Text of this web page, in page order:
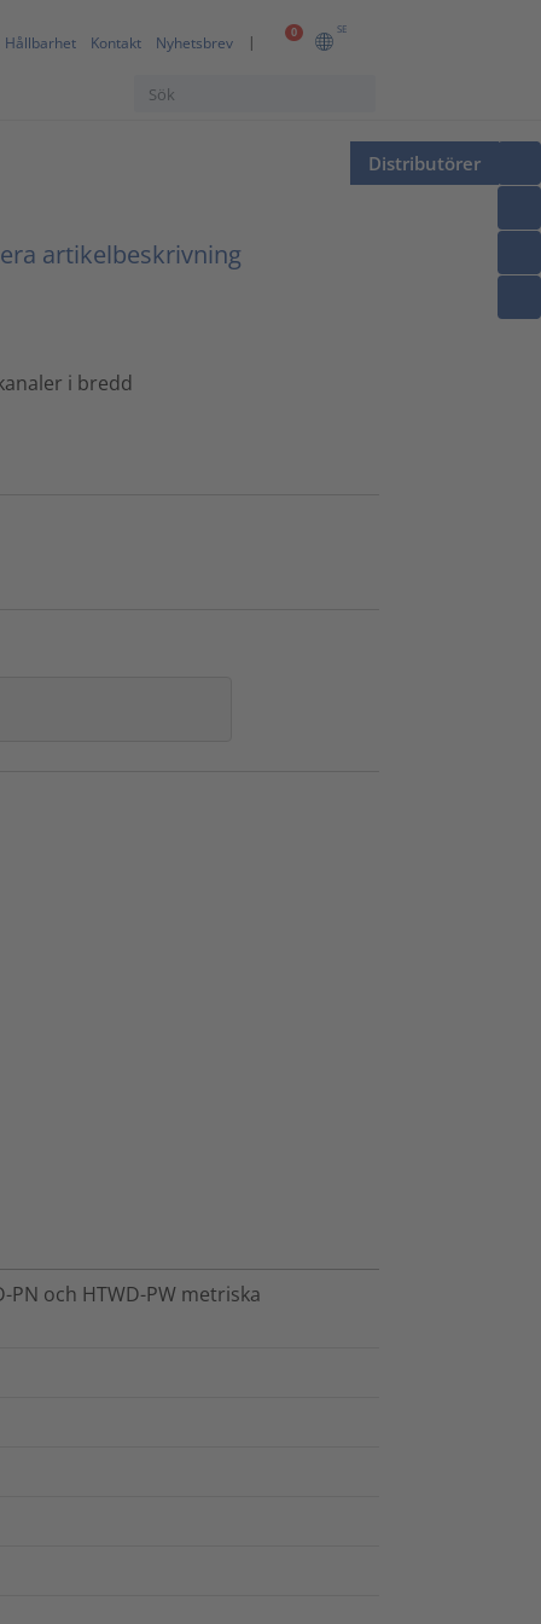
0 SE
Hållbarhet Kontakt Nyhetsbrev
Distributörer
artikelbeskrivning
i bredd
PN och HTWD-PW metriska